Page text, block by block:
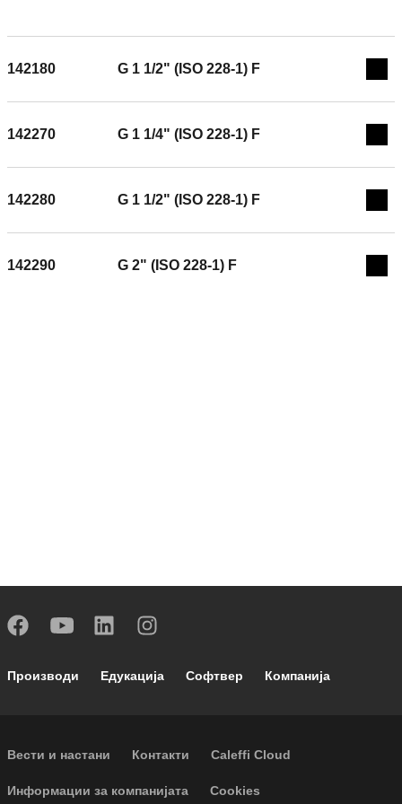
142180 G 1 1/2" (ISO 228-1) F
142270 G 1 1/4" (ISO 228-1) F
142280 G 1 1/2" (ISO 228-1) F
142290 G 2" (ISO 228-1) F
Footer main navigation
Производи Едукација Софтвер Компанија
Footer secondary navigation
Вести и настани Контакти Caleffi Cloud
Footer menu
Информации за компанијата Cookies